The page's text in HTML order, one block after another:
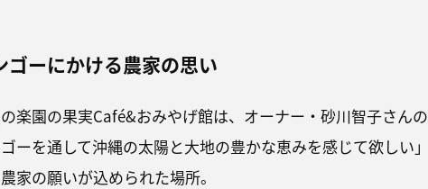
ゴーにかける農家の思い
楽園の果実Café&おみやげ館は、オーナー・砂川智子さんの
ゴーを通して沖縄の太陽と大地の豊かな恵みを感じて欲しい」
家の願いが込められた場所。